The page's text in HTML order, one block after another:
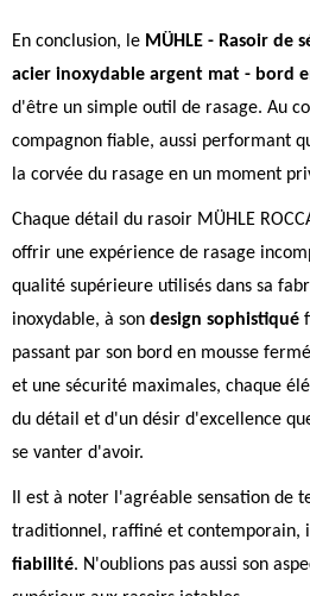
En conclusion, le MÜHLE - Rasoir de
acier inoxydable argent mat - bord
d'être un simple outil de rasage. Au
compagnon fiable, aussi performant
la corvée du rasage en un moment
Chaque détail du rasoir MÜHLE
offrir une expérience de rasage
qualité supérieure utilisés dans sa
inoxydable, à son design sophistiqué
passant par son bord en mousse
et une sécurité maximales, chaque
du détail et d'un désir d'excellence
se vanter d'avoir.
Il est à noter l'agréable sensation de
traditionnel, raffiné et contemporain,
fiabilité. N'oublions pas aussi son